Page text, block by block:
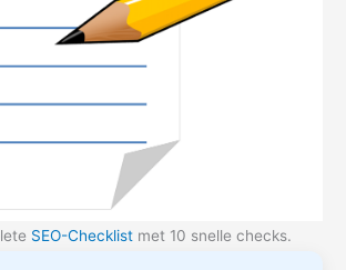
SEO-Checklist met 10 snelle checks.